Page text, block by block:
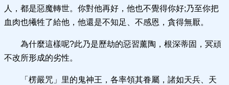
人，都是惡魔轉世。你對他再好，他也不覺得你好;乃至你把
血肉也犧牲了給他，他還是不知足、不感恩，貪得無厭。
為什麼這樣呢?此乃是歷劫的惡習薰陶，根深蒂固，冥頑
不改所形成的劣性。
「楞嚴咒」里的鬼神王，各率領其眷屬，諸如天兵、天